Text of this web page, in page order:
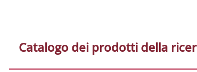
Catalogo dei prodotti della